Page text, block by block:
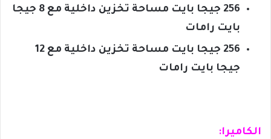
256 جيجا بايت مساحة تخزين داخلية مع 8 جيجا
بايت رامات
جيجا بايت رامات
الكاميرا: